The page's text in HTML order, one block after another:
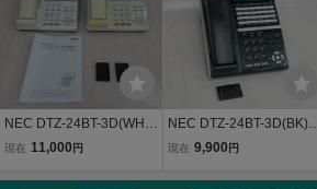
NEC DTZ-24BT-3D(WH)T
EL Aspire UX 取説付 2台
現在 11,000 円
NEC DTZ-24BT-3D(BK)T
EL Aspire UX 電池付 保証
現在 9,900 円